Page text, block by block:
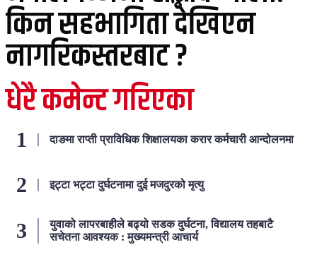
किन सहभागिता देखिएन
नागरिकस्तरबाट ?
धेरै कमेन्ट गरिएका
दाङमा राप्ती प्राविधिक शिक्षालयका करार कर्मचारी आन्दोलनमा
इट्टा भट्टा दुर्घटनामा दुई मजदुरको मृत्यु
युवाको लापरबाहीले बढ्यो सडक दुर्घटना, विद्यालय तहबाटै
सचेतना आवश्यक : मुख्यमन्त्री आचार्य